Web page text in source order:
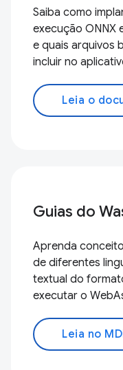
Saiba como
execução ONNX
e quais arquivos
incluir no
Leia o
Guias do
Aprenda
de diferentes
textual do
executar o
Leia no